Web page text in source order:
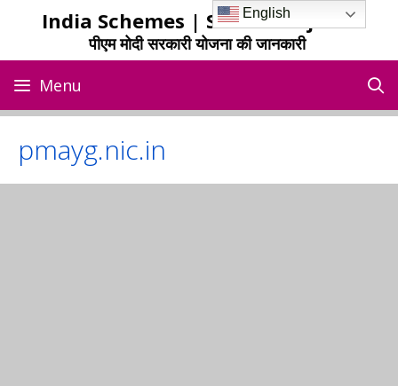
India Schemes | Sarkari Yojana
पीएम मोदी सरकारी योजना की जानकारी
Menu
pmayg.nic.in
English